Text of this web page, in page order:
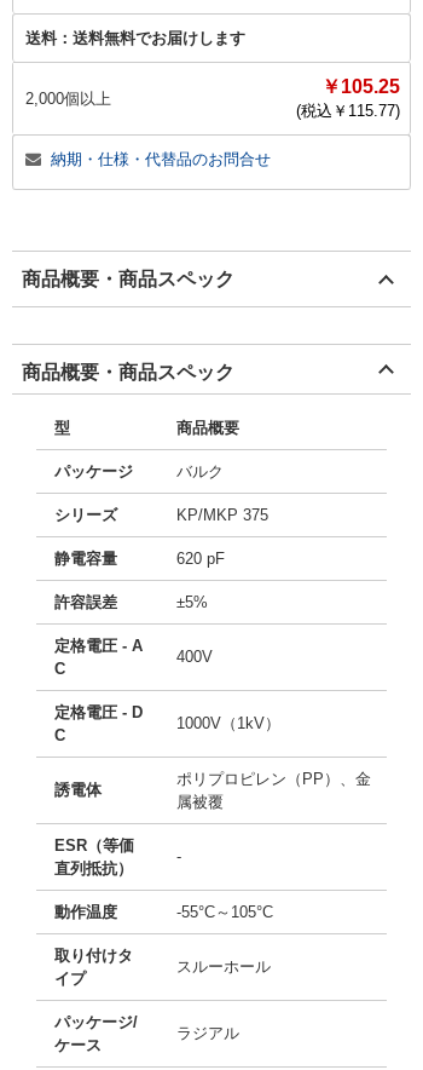
送料： 送料無料でお届けします
2,000個以上
￥105.25
(税込￥ 115.77)
納期・仕様・代替品のお問合せ
商品概要・商品スペック
商品概要・商品スペック
型 商品概要
パッケージ バルク
シリーズ KP/MKP 375
静電容量 620 pF
許容誤差 ±5%
定格電圧 - A
C
400V
定格電圧 - D
C
1000V（1kV）
誘電体
ポリプロピレン（PP）、金
属被覆
ESR（等価
直列抵抗）
-
動作温度 -55°C～105°C
取り付けタ
イプ
スルーホール
パッケージ/
ケース
ラジアル